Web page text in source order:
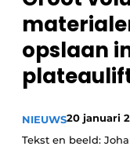
Vacature
Vacatures
Video’s
opslaan
NIEUWS20 januari
Tekst en beeld: